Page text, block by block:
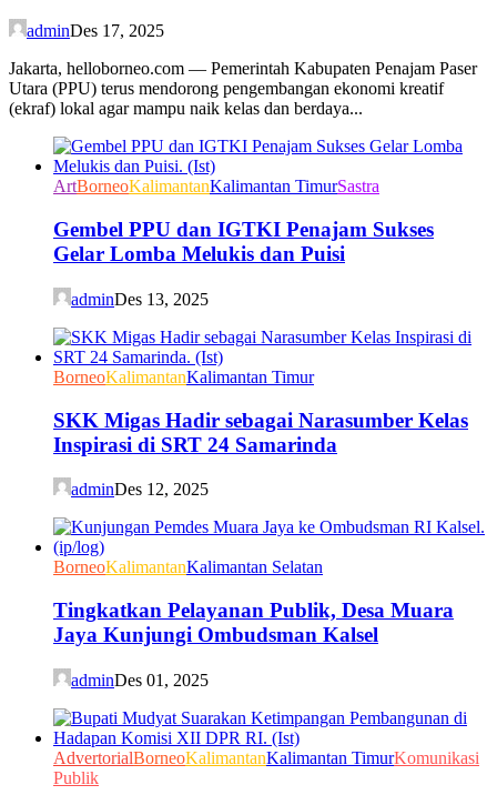
adminDes 17, 2025
Jakarta, helloborneo.com — Pemerintah Kabupaten Penajam Paser
Utara (PPU) terus mendorong pengembangan ekonomi kreatif
(ekraf) lokal agar mampu naik kelas dan berdaya...
ArtBorneoKalimantanKalimantan TimurSastra
Gembel PPU dan IGTKI Penajam Sukses
Gelar Lomba Melukis dan Puisi
adminDes 13, 2025
BorneoKalimantanKalimantan Timur
SKK Migas Hadir sebagai Narasumber Kelas
Inspirasi di SRT 24 Samarinda
adminDes 12, 2025
BorneoKalimantanKalimantan Selatan
Tingkatkan Pelayanan Publik, Desa Muara
Jaya Kunjungi Ombudsman Kalsel
adminDes 01, 2025
AdvertorialBorneoKalimantanKalimantan TimurKomunikasi
Publik